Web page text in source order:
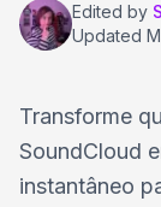
Edited by
Updated
Transforme
SoundCloud
instantâneo